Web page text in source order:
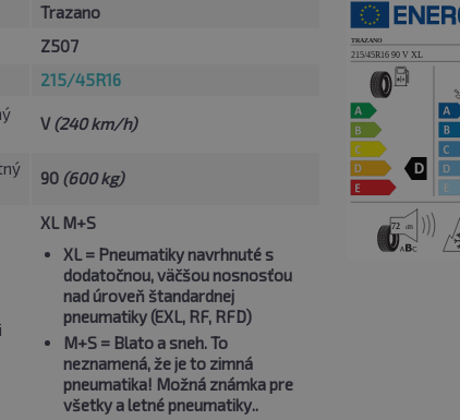
Trazano
Z507
215/45R16
V(240 km/h)
90 (600 kg)
XL M+S
XL= Pneumatiky navrhnuté s
dodatočnou, väčšou nosnosťou
nad úroveň štandardnej
pneumatiky (EXL, RF, RFD)
M+S= Blato a sneh. To
neznamená, že je to zimná
pneumatika! Možná známka pre
všetky a letné pneumatiky..